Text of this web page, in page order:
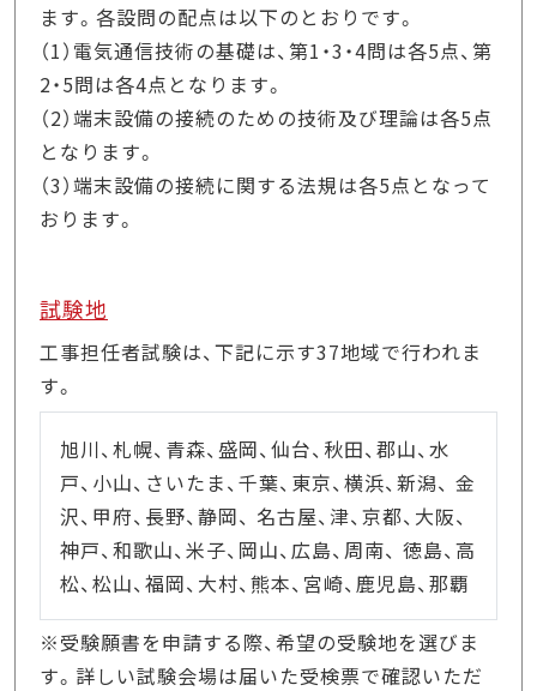
ます。各設問の配点は以下のとおりです。
（1）電気通信技術の基礎は、第1・3・4問は各5点、第
2・5問は各4点となります。
（2）端末設備の接続のための技術及び理論は各5点
となります。
（3）端末設備の接続に関する法規は各5点となって
おります。
試験地
工事担任者試験は、下記に示す37地域で行われま
す。
旭川、札幌、青森、盛岡、仙台、秋田、郡山、水
戸、小山、さいたま、千葉、東京、横浜、新潟、 金
沢、甲府、長野、静岡、 名古屋、津、京都、大阪、
神戸、和歌山、米子、岡山、広島、周南、 徳島、高
松、松山、福岡、大村、熊本、宮崎、鹿児島、那覇
※受験願書を申請する際、希望の受験地を選びま
す。詳しい試験会場は届いた受検票で確認いただ